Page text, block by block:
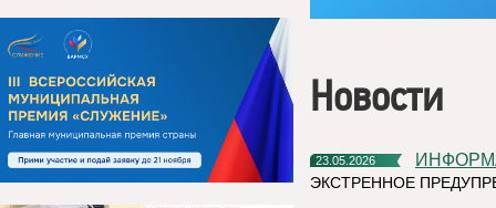
Новости
23.05.2026
ЭКСТРЕННОЕ